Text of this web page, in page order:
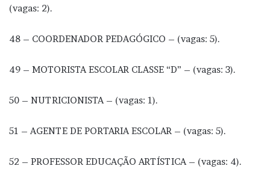
(vagas: 2).
48 – COORDENADOR PEDAGÓGICO – (vagas: 5).
49 – MOTORISTA ESCOLAR CLASSE “D” – (vagas: 3).
50 – NUTRICIONISTA – (vagas: 1).
51 – AGENTE DE PORTARIA ESCOLAR – (vagas: 5).
52 – PROFESSOR EDUCAÇÃO ARTÍSTICA – (vagas: 4).